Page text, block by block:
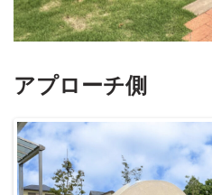
アプローチ側